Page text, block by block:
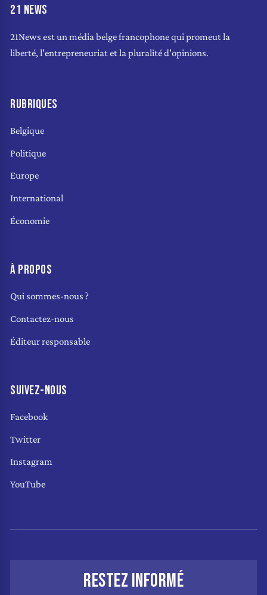
21 NEWS
21News est un média belge francophone qui promeut la
liberté, l'entrepreneuriat et la pluralité d'opinions.
RUBRIQUES
Belgique
Politique
Europe
International
Économie
À PROPOS
Qui sommes-nous ?
Contactez-nous
Éditeur responsable
SUIVEZ-NOUS
Facebook
Twitter
Instagram
YouTube
RESTEZ INFORMÉ